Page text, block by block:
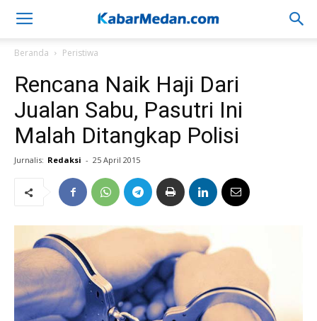
Beranda Peristiwa
Rencana Naik Haji Dari
Jualan Sabu, Pasutri Ini
Malah Ditangkap Polisi
Jurnalis: Redaksi - 25 April 2015